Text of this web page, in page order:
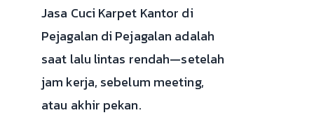
Jasa Cuci Karpet Kantor di
Pejagalan di Pejagalan adalah
saat lalu lintas rendah—setelah
jam kerja, sebelum meeting,
atau akhir pekan.